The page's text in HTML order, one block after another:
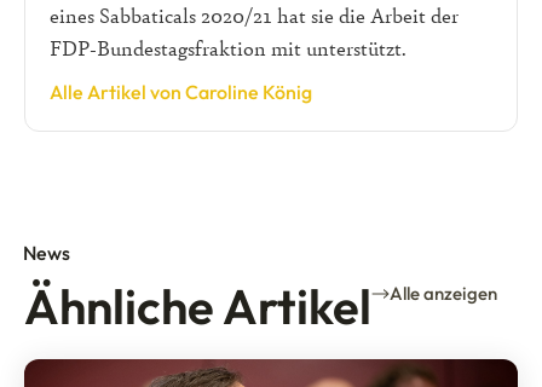
eines Sabbaticals 2020/21 hat sie die Arbeit der
FDP-Bundestagsfraktion mit unterstützt.
Alle Artikel von Caroline König
News
Ähnliche Artikel Alle anzeigen